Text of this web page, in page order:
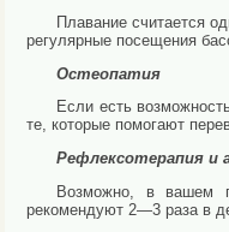
Плавание считается
регулярные посещения
Остеопатия
Если есть
те, которые помогают
Рефлексотерапия и
Возможно, в вашем
рекомендуют 2—3 раза в